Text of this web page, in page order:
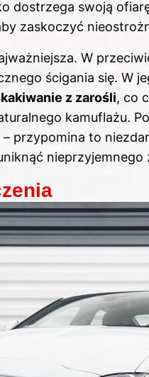
dostrzega swoją
zaskoczyć
W
ścigania się. W
z zarośli, co
kamuflażu.
przypomina to